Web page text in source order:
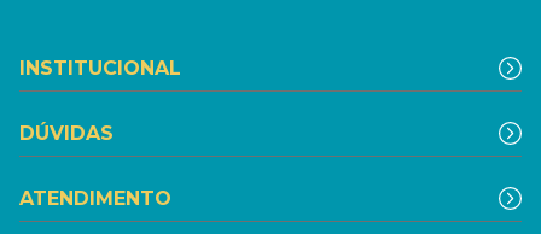
INSTITUCIONAL
DÚVIDAS
ATENDIMENTO